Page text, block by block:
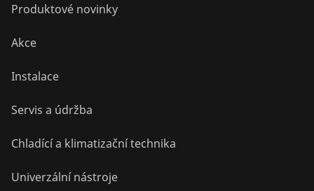
Produktové novinky
Akce
Instalace
Servis a údržba
Chladící a klimatizační technika
Univerzální nástroje